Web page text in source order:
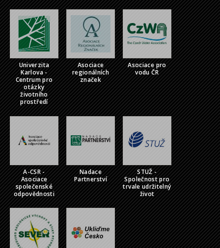
Univerzita
Karlova -
Centrum pro
otázky
životního
prostředí
Asociace
regionálních
značek
Asociace pro
vodu ČR
A-CSR -
Asociace
společenské
odpovědnosti
Nadace
Partnerství
STUŽ -
Společnost pro
trvale udržitelný
život